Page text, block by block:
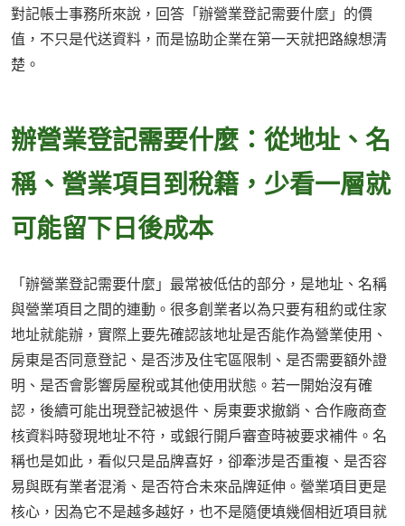
對記帳士事務所來說，回答「辦營業登記需要什麼」的價
值，不只是代送資料，而是協助企業在第一天就把路線想清
楚。
辦營業登記需要什麼：從地址、名
稱、營業項目到稅籍，少看一層就
可能留下日後成本
「辦營業登記需要什麼」最常被低估的部分，是地址、名稱
與營業項目之間的連動。很多創業者以為只要有租約或住家
地址就能辦，實際上要先確認該地址是否能作為營業使用、
房東是否同意登記、是否涉及住宅區限制、是否需要額外證
明、是否會影響房屋稅或其他使用狀態。若一開始沒有確
認，後續可能出現登記被退件、房東要求撤銷、合作廠商查
核資料時發現地址不符，或銀行開戶審查時被要求補件。名
稱也是如此，看似只是品牌喜好，卻牽涉是否重複、是否容
易與既有業者混淆、是否符合未來品牌延伸。營業項目更是
核心，因為它不是越多越好，也不是隨便填幾個相近項目就